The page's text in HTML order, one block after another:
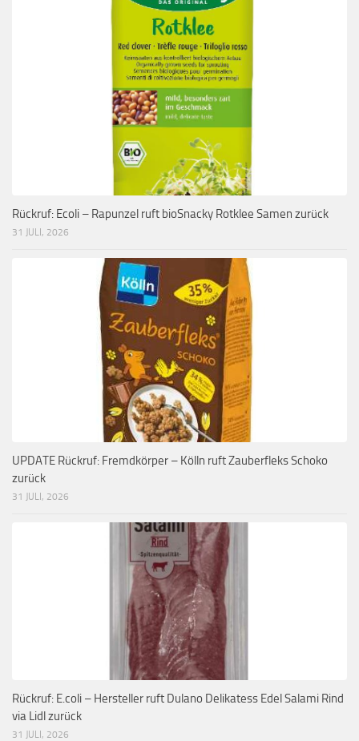
Rückruf: Ecoli – Rapunzel ruft bioSnacky Rotklee Samen zurück
31 JULI, 2026
UPDATE Rückruf: Fremdkörper – Kölln ruft Zauberfleks Schoko
zurück
31 JULI, 2026
Rückruf: E.coli – Hersteller ruft Dulano Delikatess Edel Salami Rind
via Lidl zurück
31 JULI, 2026